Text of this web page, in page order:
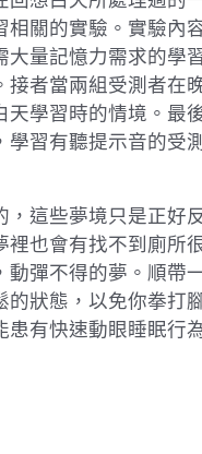
關的實驗。實驗內
量記憶力需求的學
者當兩組受測者在
學習時的情境。最
習有聽提示音的受
這些夢境只是正好
也會有找不到廁所
彈不得的夢。順帶
狀態，以免你拳打
有快速動眼睡眠行